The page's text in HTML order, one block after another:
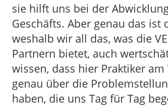
sie hilft uns bei der
Geschäfts. Aber genau das ist
weshalb wir all das, was die
Partnern bietet, auch
wissen, dass hier Praktiker
genau über die
haben, die uns Tag für Tag